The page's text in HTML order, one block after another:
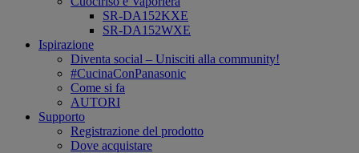
SR-DA152KXE
SR-DA152WXE
Ispirazione
Diventa social – Unisciti alla community!
#CucinaConPanasonic
Come si fa
AUTORI
Supporto
Registrazione del prodotto
Dove acquistare